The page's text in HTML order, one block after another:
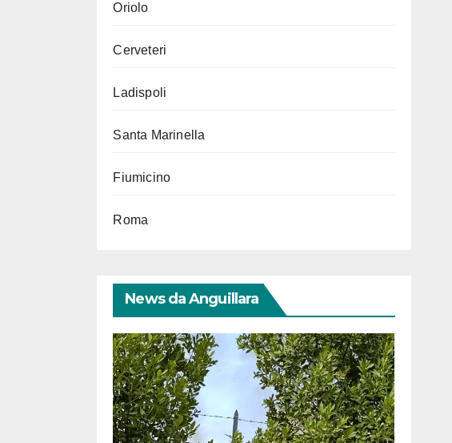
Oriolo
Cerveteri
Ladispoli
Santa Marinella
Fiumicino
Roma
News da Anguillara